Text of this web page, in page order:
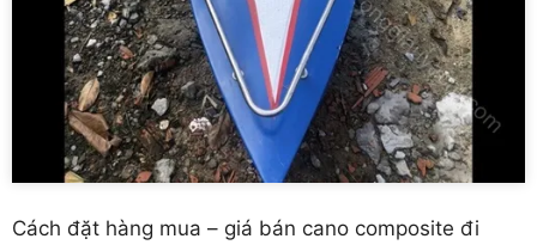
Cách đặt hàng mua – giá bán cano composite đi